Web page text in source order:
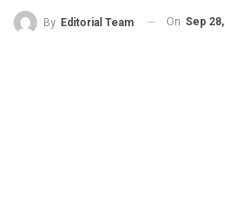
By Editorial Team On Sep